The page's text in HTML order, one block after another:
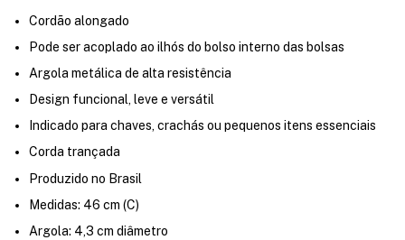
Cordão alongado
Pode ser acoplado ao ilhós do bolso interno das bolsas
Argola metálica de alta resistência
Design funcional, leve e versátil
Indicado para chaves, crachás ou pequenos itens essenciais
Corda trançada
Produzido no Brasil
Medidas: 46 cm (C)
Argola: 4,3 cm diâmetro